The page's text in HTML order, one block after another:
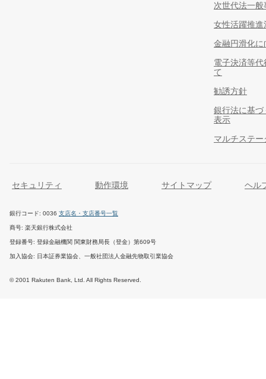
次世代法一
女性活躍推
金融円滑化
電子決済等
て
勧誘方針
銀行法に基
表示
マルチステ
セキュリティ 動作環境 サイトマップ ヘル
銀行コード 0036 支店名・支店番号一覧
商号 楽天銀行株式会社
登録番号 登録金融機関 関東財務局長（登金）第609号
加入協会 日本証券業協会、一般社団法人金融先物取引業協会
© 2001 Rakuten Bank, Ltd. All Rights Reserved.